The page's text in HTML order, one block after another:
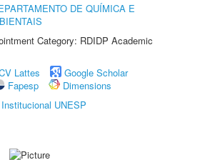
DE QUÍMICA E
Category: RDIDP Academic
Lattes
Google Scholar
Fapesp
Dimensions
UNESP